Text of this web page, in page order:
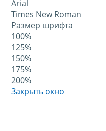
Arial
Times New Roman
Размер шрифта
100%
125%
150%
175%
200%
Закрыть окно